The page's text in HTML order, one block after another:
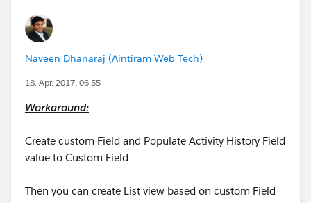
Naveen Dhanaraj (Aintiram Web Tech)
18. Apr. 2017, 06:55
Workaround:
Create custom Field and Populate Activity History Field
value to Custom Field
Then you can create List view based on custom Field